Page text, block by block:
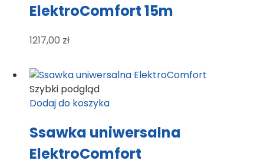
ElektroComfort 15m
1217,00 zł
Szybki podgląd
Dodaj do koszyka
Ssawka uniwersalna
ElektroComfort